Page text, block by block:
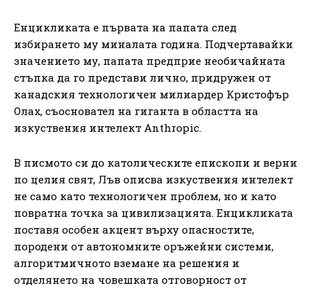
Енцикликата е първата на папата след
избирането му миналата година. Подчертавайки
значението му, папата предприе необичайната
стъпка да го представи лично, придружен от
канадския технологичен милиардер Кристофър
Олах, съосновател на гиганта в областта на
изкуствения интелект Anthropic.
В писмото си до католическите епископи и верни
по целия свят, Лъв описва изкуствения интелект
не само като технологичен проблем, но и като
повратна точка за цивилизацията. Енцикликата
поставя особен акцент върху опасностите,
породени от автономните оръжейни системи,
алгоритмичното вземане на решения и
отделянето на човешката отговорност от